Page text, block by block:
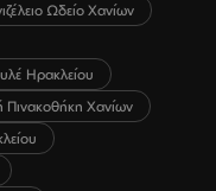
Ωδείο Χανίων
Ηρακλείου
Πινακοθήκη Χανίων